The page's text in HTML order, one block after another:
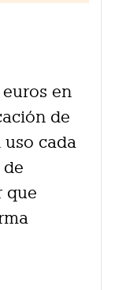
euros en
de
uso cada
que